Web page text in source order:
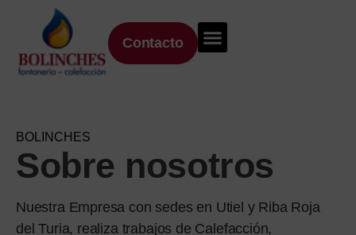
Contacto
BOLINCHES
Sobre nosotros
Nuestra Empresa con sedes en Utiel y Riba Roja
del Turia, realiza trabajos de Calefacción,